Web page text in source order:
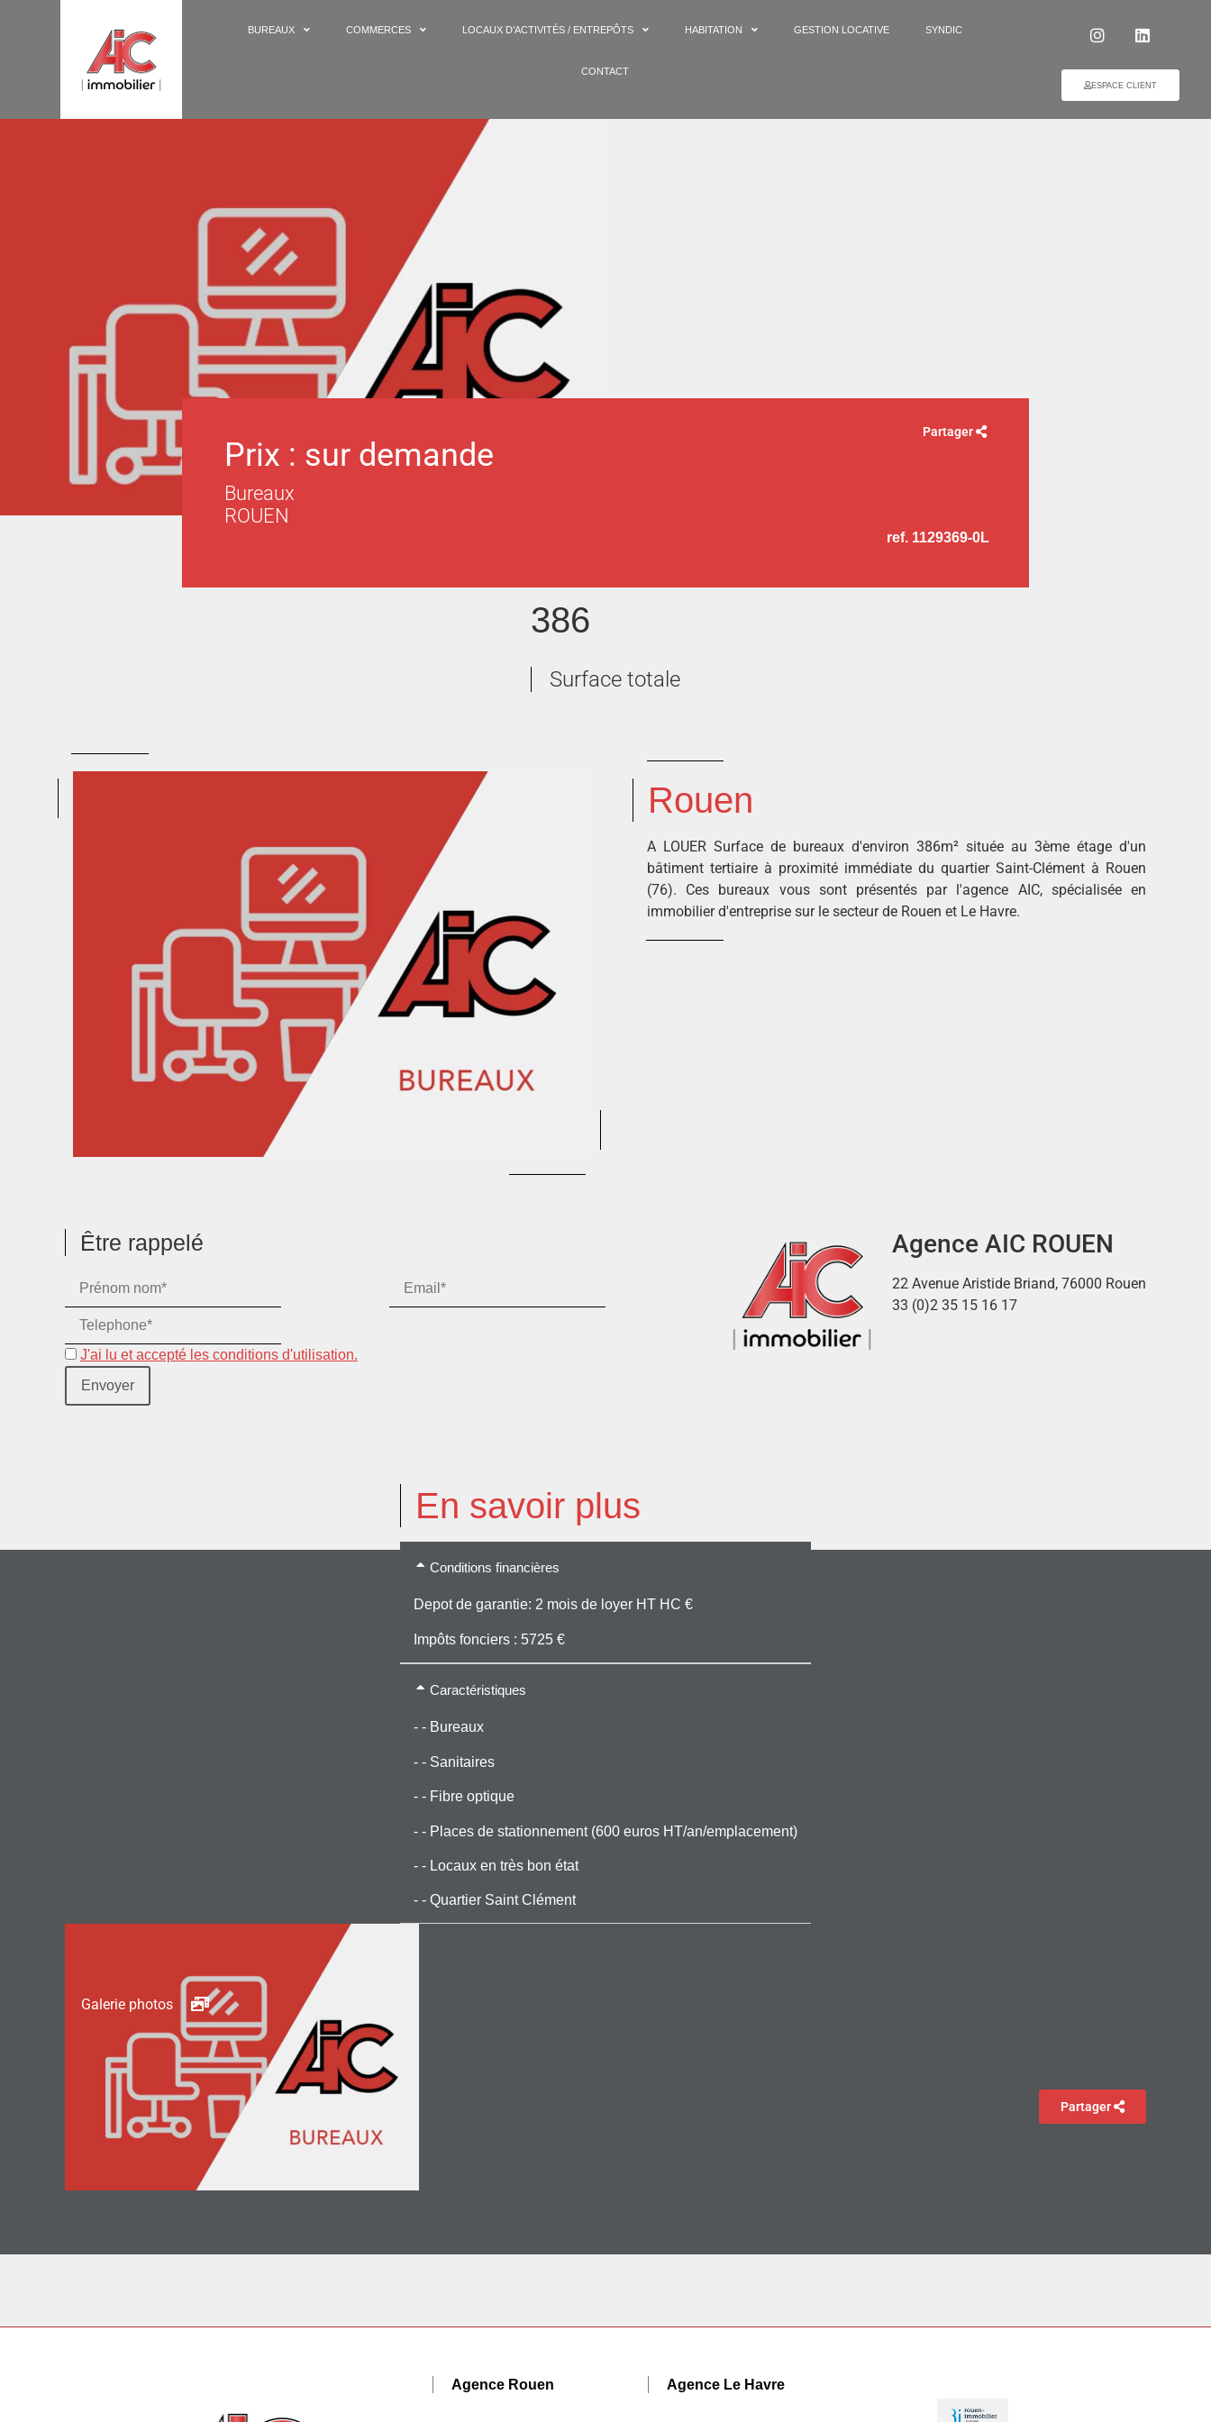
BUREAUX COMMERCES LOCAUX D’ACTIVITÉS / ENTREPÔTS HABITATION GESTION LOCATIVE SYNDIC
CONTACT
ESPACE CLIENT
Partager
Prix : sur demande
Bureaux
ROUEN
ref. 1129369-0L
386
Surface totale
Rouen
A LOUER Surface de bureaux d'environ 386m² située au 3ème étage d'un
bâtiment tertiaire à proximité immédiate du quartier Saint-Clément à Rouen
(76). Ces bureaux vous sont présentés par l'agence AIC, spécialisée en
immobilier d'entreprise sur le secteur de Rouen et Le Havre.
Être rappelé
J'ai lu et accepté les conditions d'utilisation.
Agence AIC ROUEN
22 Avenue Aristide Briand, 76000 Rouen
33 (0)2 35 15 16 17
En savoir plus
Conditions financières
Depot de garantie: 2 mois de loyer HT HC €
Impôts fonciers : 5725 €
Caractéristiques
- - Bureaux
- - Sanitaires
- - Fibre optique
- - Places de stationnement (600 euros HT/an/emplacement)
- - Locaux en très bon état
- - Quartier Saint Clément
Galerie photos
Partager
Agence Rouen Agence Le Havre